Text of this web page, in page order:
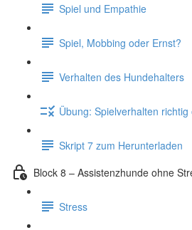
Spiel und Empathie
Spiel, Mobbing oder Ernst?
Verhalten des Hundehalters
Übung: Spielverhalten richtig
Skript 7 zum Herunterladen
Block 8 – Assistenzhunde ohne
Stress